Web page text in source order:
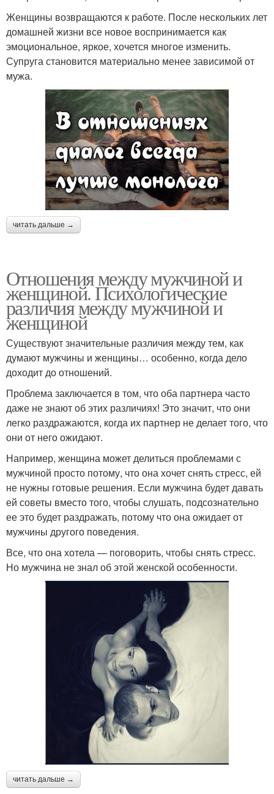
Женщины возвращаются к работе. После нескольких лет
домашней жизни все новое воспринимается как
эмоциональное, яркое, хочется многое изменить.
Супруга становится материально менее зависимой от
мужа.
читать дальше →
Отношения между мужчиной и
женщиной. Психологические
различия между мужчиной и
женщиной
Существуют значительные различия между тем, как
думают мужчины и женщины… особенно, когда дело
доходит до отношений.
Проблема заключается в том, что оба партнера часто
даже не знают об этих различиях! Это значит, что они
легко раздражаются, когда их партнер не делает того, что
они от него ожидают.
Например, женщина может делиться проблемами с
мужчиной просто потому, что она хочет снять стресс, ей
не нужны готовые решения. Если мужчина будет давать
ей советы вместо того, чтобы слушать, подсознательно
ее это будет раздражать, потому что она ожидает от
мужчины другого поведения.
Все, что она хотела — поговорить, чтобы снять стресс.
Но мужчина не знал об этой женской особенности.
читать дальше →